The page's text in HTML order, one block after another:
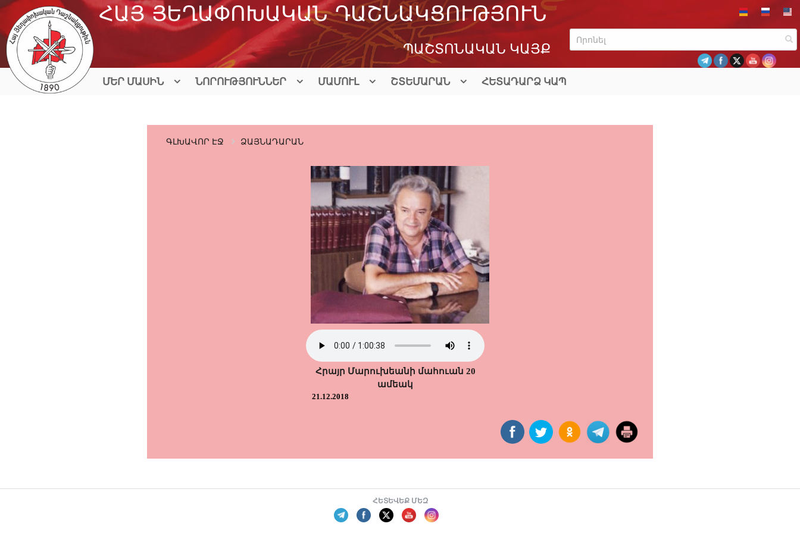
Skip
content
ՀԱՅ ՅԵՂԱՓՈԽԱԿԱՆ ԴԱՇՆԱԿՑՈՒԹՅՈՒՆ
ՊԱՇՏՈՆԱԿԱՆ ԿԱՅՔ
ՄԵՐ ՄԱՍԻՆ ՆՈՐՈՒԹՅՈՒՆՆԵՐ ՄԱՄՈՒԼ ՇՏԵՄԱՐԱՆ ՀԵՏԱԴԱՐՁ ԿԱՊ
ԳԼԽԱՎՈՐ ԷՋ ՁԱՅՆԱԴԱՐԱՆ
Հրայր Մարուխեանի մահուան 20
ամեակ
21.12.2018
ՀԵՏԵՎԵՔ ՄԵԶ